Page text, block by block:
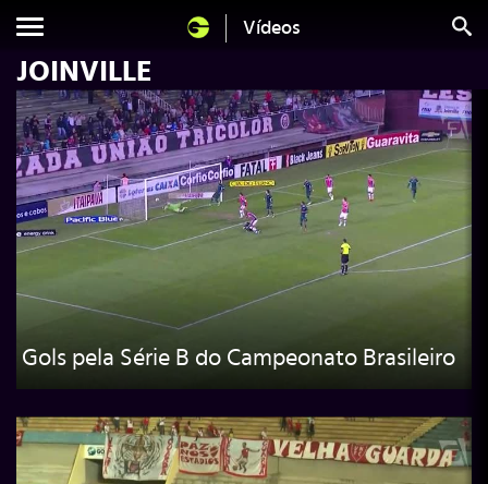
Vídeos
JOINVILLE
Gols pela Série B do Campeonato Brasileiro